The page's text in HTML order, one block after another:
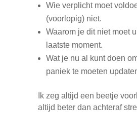
Wie verplicht moet
(voorlopig) niet.
Waarom je dit niet moet
laatste moment.
Wat je nu al kunt doen
paniek te moeten
Ik zeg altijd een beetje
altijd beter dan achteraf